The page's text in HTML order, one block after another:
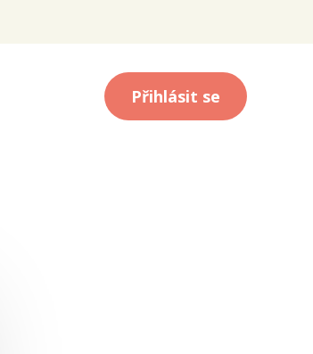
Přihlásit se